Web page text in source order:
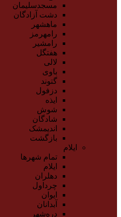
مسجدسلیمان
دشت آزادگان
ماهشهر
رامهرمز
رامشیر
هفتگل
لالی
باوی
گتوند
دزفول
ایذه
شوش
شادگان
اندیمشک
بازگشت
ایلام
تمام شهر‌ها
ایلام
دهلران
چرداول
ایوان
آبدانان
دره‌شهر